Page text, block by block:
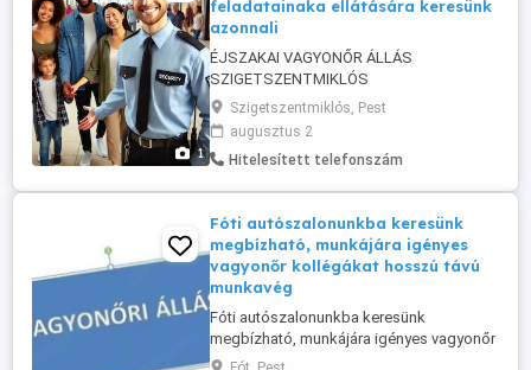
1
feladatainaka ellátására keresünk
azonnali
ÉJSZAKAI VAGYONŐR ÁLLÁS
SZIGETSZENTMIKLÓS
Szigetszentmiklósi logisztikai létesítmény
őrzés-védelmi feladatainaka ellátására
keresünk azonnali kezdéssel személy- és
vagyonőr munkatársakat éjszakai
és ünnepnapok Bejelentett, ...
Szigetszentmiklós, Pest
augusztus 2
Hitelesített telefonszám
Fóti autószalonunkba keresünk
megbízható, munkájára igényes
vagyonőr kollégákat hosszú távú
munkavég
Fóti autószalonunkba keresünk
megbízható, munkájára igényes vagyonőr
kollégákat hosszú távú munkavégzésre.